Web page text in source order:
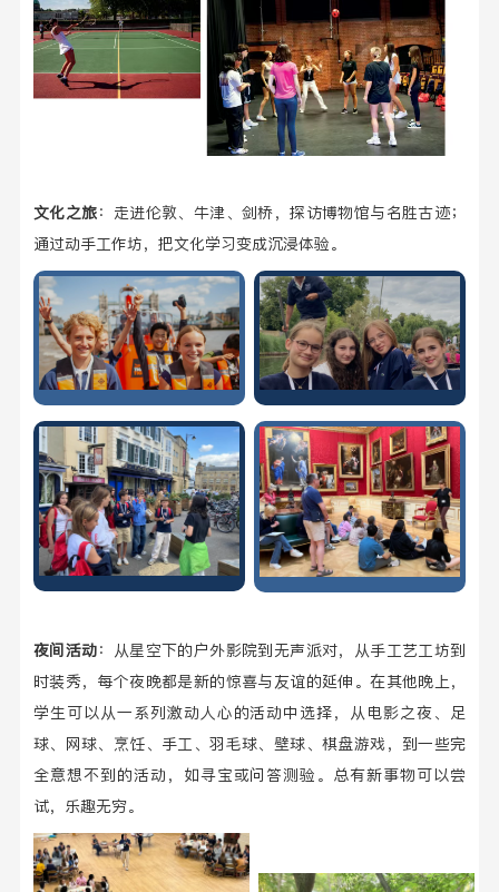
文化之旅：走进伦敦、牛津、剑桥，探访博物馆与名胜古迹；
通过动手工作坊，把文化学习变成沉浸体验。
夜间活动：从星空下的户外影院到无声派对，从手工艺工坊到
时装秀，每个夜晚都是新的惊喜与友谊的延伸。在其他晚上，
学生可以从一系列激动人心的活动中选择，从电影之夜、足
球、网球、烹饪、手工、羽毛球、壁球、棋盘游戏，到一些完
全意想不到的活动，如寻宝或问答测验。总有新事物可以尝
试，乐趣无穷。